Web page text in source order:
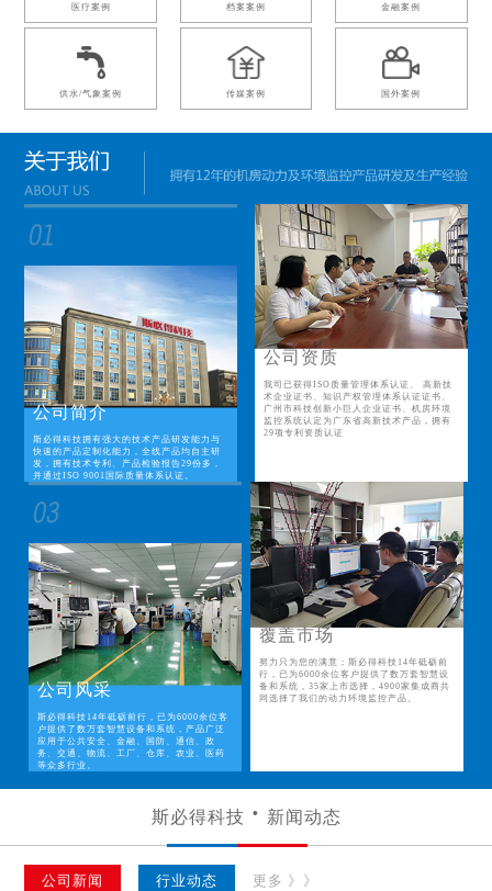
医疗案例 档案案例 金融案例
供水/气象案例 传媒案例 国外案例
公司简介
斯必得科技拥有强大的技术产品研发能力与
快速的产品定制化能力，全线产品均自主研
发，拥有技术专利、产品检验报告29份多，
并通过ISO 9001国际质量体系认证。
公司资质
我司已获得ISO质量管理体系认证、 高新技
术企业证书、知识产权管理体系认证证书、
广州市科技创新小巨人企业证书、机房环境
监控系统认定为广东省高新技术产品，拥有
29项专利资质认证
公司风采
斯必得科技14年砥砺前行，已为6000余位客
户提供了数万套智慧设备和系统，产品广泛
应用于公共安全、金融、国防、通信、政
务、交通、物流、工厂、仓库、农业、医药
等众多行业。
覆盖市场
努力只为您的满意；斯必得科技14年砥砺前
行，已为6000余位客户提供了数万套智慧设
备和系统，35家上市选择，4900家集成商共
同选择了我们的动力环境监控产品。
斯必得科技 新闻动态
公司新闻 行业动态 更多 》》